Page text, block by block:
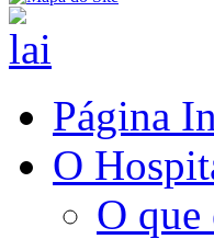
Página
O
O que